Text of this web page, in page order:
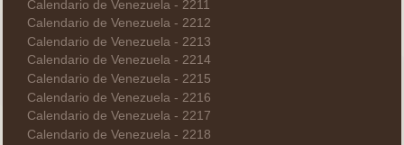
Calendario de Venezuela - 2211
Calendario de Venezuela - 2212
Calendario de Venezuela - 2213
Calendario de Venezuela - 2214
Calendario de Venezuela - 2215
Calendario de Venezuela - 2216
Calendario de Venezuela - 2217
Calendario de Venezuela - 2218